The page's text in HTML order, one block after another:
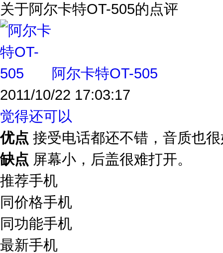
关于阿尔卡特OT-505的点评
阿尔卡特OT-505
2011/10/22 17:03:17
觉得还可以
优点 接受电话都还不错，音质也
缺点 屏幕小，后盖很难打开。
推荐手机
同价格手机
同功能手机
最新手机